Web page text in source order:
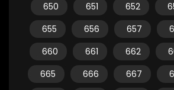
650
651 652
655
656 657
660
661 662
665
666 667